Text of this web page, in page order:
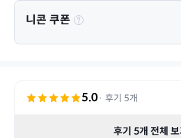
니콘 쿠폰
5.0· 후기 5개
후기 5개 전체 보